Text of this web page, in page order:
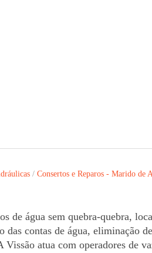
/ Consertos e Reparos - Marido de
de água sem quebra-quebra,
contas de água, eliminação
atua com operadores de